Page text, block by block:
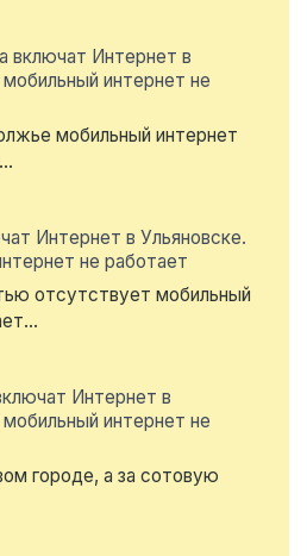
включат Интернет в
интернет не
мобильный интернет
Интернет в Ульяновске.
не работает
отсутствует мобильный
Интернет в
интернет не
городе, а за сотовую